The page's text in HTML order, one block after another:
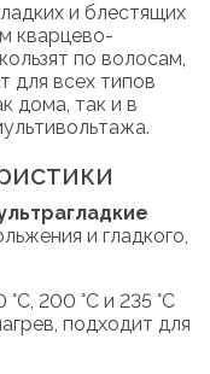
и блестящих
кварцево-
по волосам,
для всех типов
дома, так и в
и гладкого,
°C, 200 °C и 235 °C
подходит для